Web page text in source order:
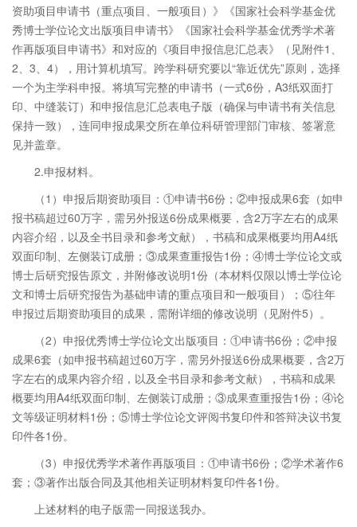
资助项目申请书（重点项目、一般项目）》《国家社会科学基金优
秀博士学位论文出版项目申请书》《国家社会科学基金优秀学术著
作再版项目申请书》和对应的《项目申报信息汇总表》（见附件1、
2、3、4），用计算机填写。跨学科研究要以“靠近优先”原则，选择
一个为主学科申报。将填写完整的申请书（一式6份，A3纸双面打
印、中缝装订）和申报信息汇总表电子版（确保与申请书有关信息
保持一致），连同申报成果交所在单位科研管理部门审核、签署意
见并盖章。
2.申报材料。
（1）申报后期资助项目：①申请书6份；②申报成果6套（如申
报书稿超过60万字，需另外报送6份成果概要，含2万字左右的成果
内容介绍，以及全书目录和参考文献），书稿和成果概要均用A4纸
双面印制、左侧装订成册；③成果查重报告1份；④博士学位论文或
博士后研究报告原文，并附修改说明1份（本材料仅限以博士学位论
文和博士后研究报告为基础申请的重点项目和一般项目）；⑤往年
申报过后期资助项目的成果，需附详细的修改说明（见附件5）。
（2）申报优秀博士学位论文出版项目：①申请书6份；②申报
成果6套（如申报书稿超过60万字，需另外报送6份成果概要，含2万
字左右的成果内容介绍，以及全书目录和参考文献），书稿和成果
概要均用A4纸双面印制、左侧装订成册；③成果查重报告1份；④论
文等级证明材料1份；⑤博士学位论文评阅书复印件和答辩决议书复
印件各1份。
（3）申报优秀学术著作再版项目：①申请书6份；②学术著作6
套；③著作出版合同及其他相关证明材料复印件各1份。
上述材料的电子版需一同报送我办。